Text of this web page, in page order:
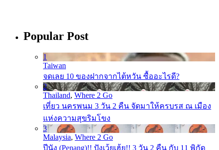
Popular Post
1
Taiwan
จดเลย 10 ของฝากจากไต้หวัน ซื้ออะไรดี?
2
Thailand, Where 2 Go
เที่ยว นครพนม 3 วัน 2 คืน จัดมาให้ครบรส ณ เมือง
แห่งความสุขริมโขง
3
Malaysia, Where 2 Go
ปีนัง (Penang)!! ปังเว้ยเฮ้ย!! 3 วัน 2 คืน กับ 11 พิกัด